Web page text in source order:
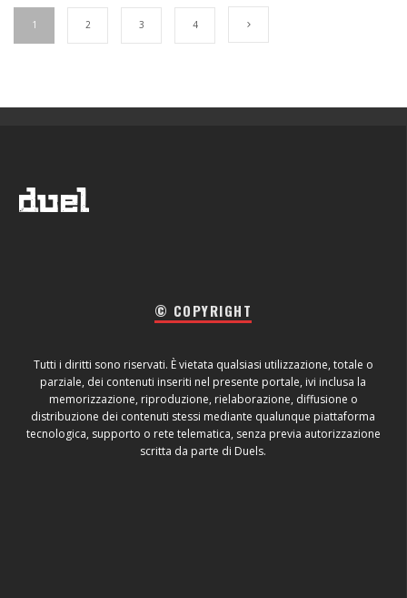
1 2 3 4
© COPYRIGHT
Tutti i diritti sono riservati. È vietata qualsiasi utilizzazione, totale o
parziale, dei contenuti inseriti nel presente portale, ivi inclusa la
memorizzazione, riproduzione, rielaborazione, diffusione o
distribuzione dei contenuti stessi mediante qualunque piattaforma
tecnologica, supporto o rete telematica, senza previa autorizzazione
scritta da parte di Duels.